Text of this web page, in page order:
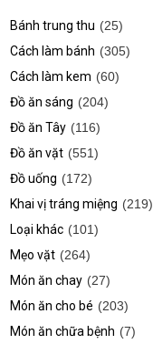
Bánh trung thu (25)
Cách làm bánh (305)
Cách làm kem (60)
Đồ ăn sáng (204)
Đồ ăn Tây (116)
Đồ ăn vặt (551)
Đồ uống (172)
Khai vị tráng miệng (219)
Loại khác (101)
Mẹo vặt (264)
Món ăn chay (27)
Món ăn cho bé (203)
Món ăn chữa bệnh (7)